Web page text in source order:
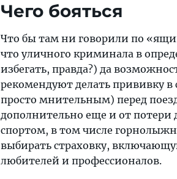
Чего бояться
Что бы там ни говорили по
что уличного криминала в
избегать, правда?) да
рекомендуют делать прививку в
просто мнительным) перед
дополнительно еще и от потери
спортом, в том числе
выбирать страховку,
любителей и профессионалов.